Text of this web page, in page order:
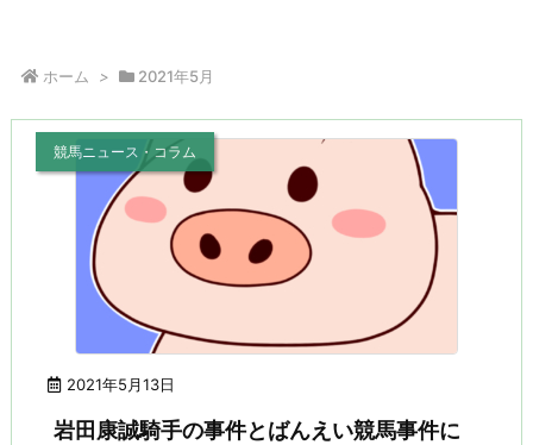
ホーム > 2021年5月
2021年5月13日
競馬ニュース・コラム
岩田康誠騎手の事件とばんえい競馬事件に